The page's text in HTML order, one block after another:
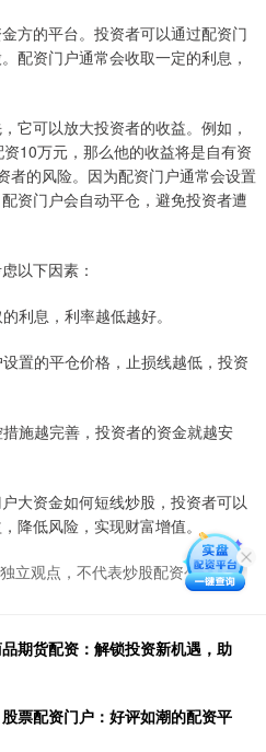
方的平台。投资者可以通过配资门
配资门户通常会收取一定的利息，
它可以放大投资者的收益。例如，
10万元，那么他的收益将是自有资
者的风险。因为配资门户通常会设置
资门户会自动平仓，避免投资者遭
以下因素：
利息，利率越低越好。
置的平仓价格，止损线越低，投资
施越完善，投资者的资金就越安
大资金如何短线炒股，投资者可以
降低风险，实现财富增值。
立观点，不代表炒股配资公司观点
期货配资：解锁投资新机遇，助
票配资门户：好评如潮的配资平